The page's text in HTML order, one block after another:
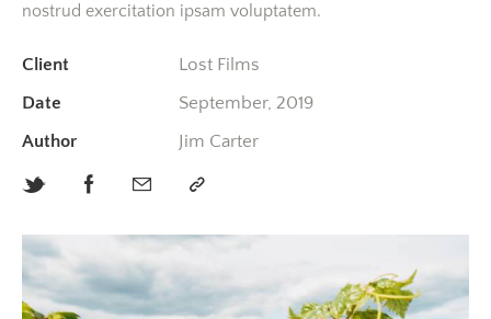
nostrud exercitation ipsam voluptatem.
Client
Lost Films
Date
September, 2019
Author
Jim Carter